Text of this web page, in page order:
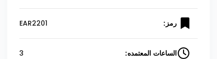
رمز: EAR2201
الساعات المعتمده: 3